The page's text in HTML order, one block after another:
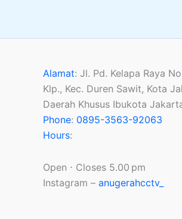
Alamat: Jl. Pd. Kelapa Raya
Klp., Kec. Duren Sawit, Kota
Daerah Khusus Ibukota
Phone: 0895-3563-92063
Hours:
Open ⋅ Closes 5.00 pm
Instagram – anugerahcctv_